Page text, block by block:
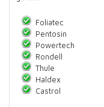
Foliatec
Pentosin
Powertech
Rondell
Thule
Haldex
Castrol